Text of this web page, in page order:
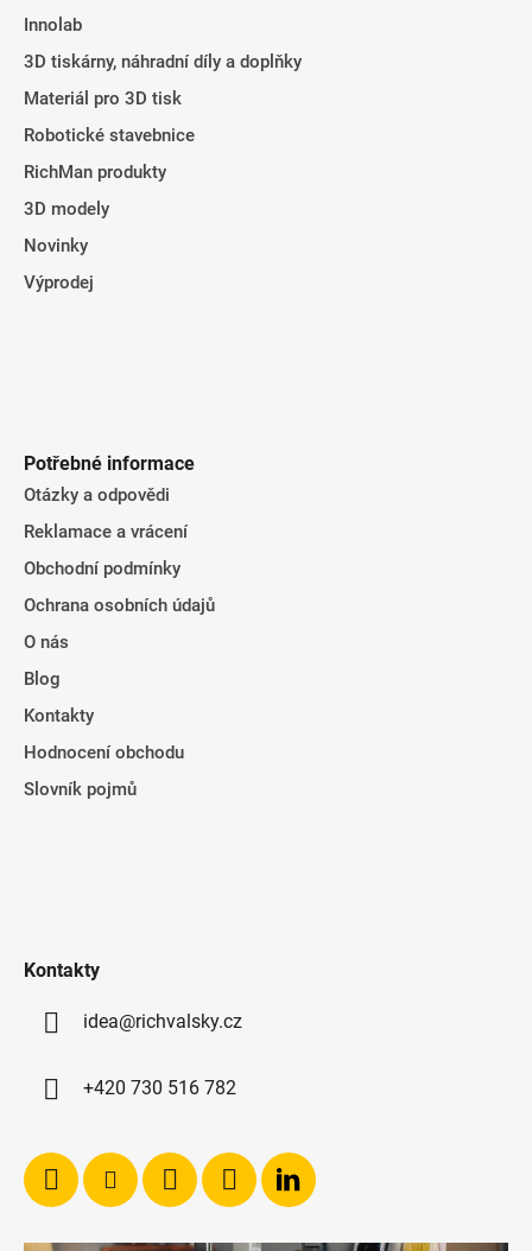
Innolab
3D tiskárny, náhradní díly a doplňky
Materiál pro 3D tisk
Robotické stavebnice
RichMan produkty
3D modely
Novinky
Výprodej
Potřebné informace
Otázky a odpovědi
Reklamace a vrácení
Obchodní podmínky
Ochrana osobních údajů
O nás
Blog
Kontakty
Hodnocení obchodu
Slovník pojmů
Kontakty
idea@richvalsky.cz
+420 730 516 782